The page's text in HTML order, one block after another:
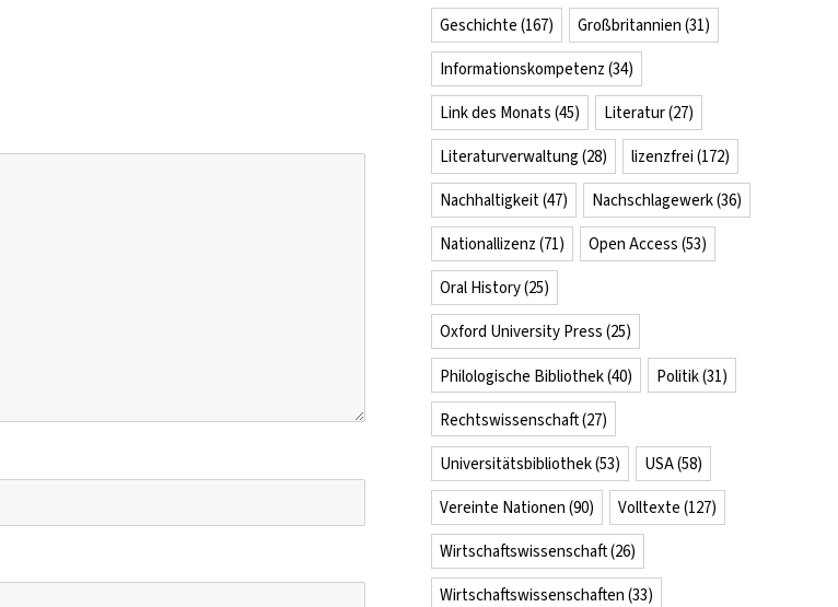
Geschichte (167) Großbritannien (31)
Informationskompetenz (34)
Link des Monats (45) Literatur(27)
Literaturverwaltung (28) lizenzfrei (172)
Nachhaltigkeit(47) Nachschlagewerk(36)
Nationallizenz (71) Open Access (53)
Oral History(25)
Oxford University Press (25)
Philologische Bibliothek(40) Politik(31)
Rechtswissenschaft(27)
Universitätsbibliothek(53) USA(58)
Vereinte Nationen (90) Volltexte (127)
Wirtschaftswissenschaft(26)
Wirtschaftswissenschaften (33)